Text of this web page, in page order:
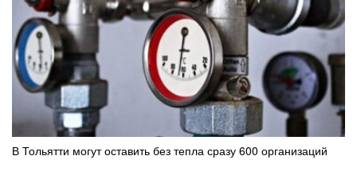
В Тольятти могут оставить без тепла сразу 600 организаций